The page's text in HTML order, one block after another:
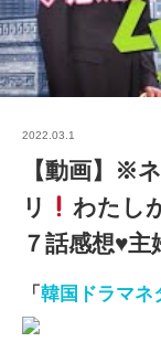
2022.03.1
【動画】※
リ
わたし
７話感想♥主
「 韓国ドラマネ